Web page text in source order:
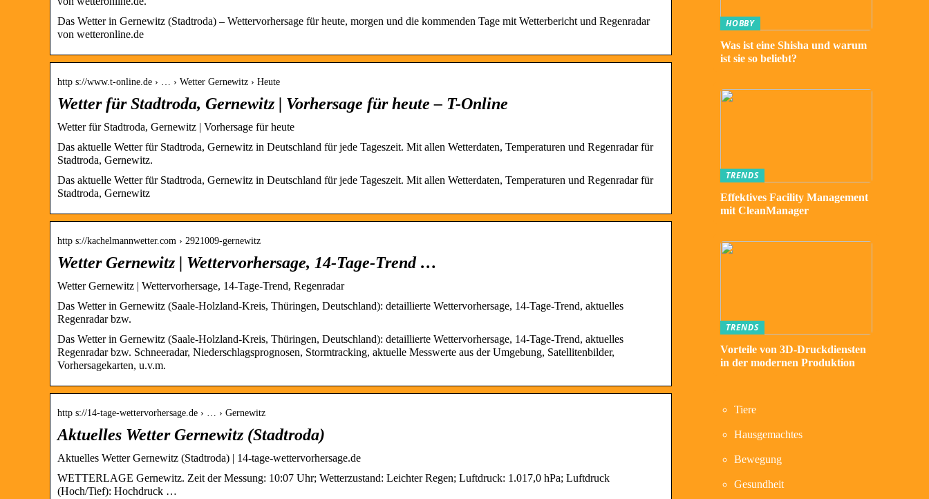
Das Wetter in Gernewitz (Stadtroda) – Wettervorhersage für heute, morgen und die kommenden Tage mit Wetterbericht und Regenradar
von wetteronline.de
http s://www.t-online.de › … › Wetter Gernewitz › Heute
Wetter für Stadtroda, Gernewitz | Vorhersage für heute – T-Online
Wetter für Stadtroda, Gernewitz | Vorhersage für heute
Das aktuelle Wetter für Stadtroda, Gernewitz in Deutschland für jede Tageszeit. Mit allen Wetterdaten, Temperaturen und Regenradar für
Stadtroda, Gernewitz.
Das aktuelle Wetter für Stadtroda, Gernewitz in Deutschland für jede Tageszeit. Mit allen Wetterdaten, Temperaturen und Regenradar für
Stadtroda, Gernewitz
http s://kachelmannwetter.com › 2921009-gernewitz
Wetter Gernewitz | Wettervorhersage, 14-Tage-Trend …
Wetter Gernewitz | Wettervorhersage, 14-Tage-Trend, Regenradar
Das Wetter in Gernewitz (Saale-Holzland-Kreis, Thüringen, Deutschland): detaillierte Wettervorhersage, 14-Tage-Trend, aktuelles
Regenradar bzw.
Das Wetter in Gernewitz (Saale-Holzland-Kreis, Thüringen, Deutschland): detaillierte Wettervorhersage, 14-Tage-Trend, aktuelles
Regenradar bzw. Schneeradar, Niederschlagsprognosen, Stormtracking, aktuelle Messwerte aus der Umgebung, Satellitenbilder,
Vorhersagekarten, u.v.m.
http s://14-tage-wettervorhersage.de › … › Gernewitz
Aktuelles Wetter Gernewitz (Stadtroda)
Aktuelles Wetter Gernewitz (Stadtroda) | 14-tage-wettervorhersage.de
WETTERLAGE Gernewitz. Zeit der Messung: 10:07 Uhr; Wetterzustand: Leichter Regen; Luftdruck: 1.017,0 hPa; Luftdruck
(Hoch/Tief): Hochdruck …
HOBBY
Was ist eine Shisha und warum
ist sie so beliebt?
TRENDS
Effektives Facility Management
mit CleanManager
TRENDS
Vorteile von 3D-Druckdiensten
in der modernen Produktion
Tiere
Hausgemachtes
Bewegung
Gesundheit